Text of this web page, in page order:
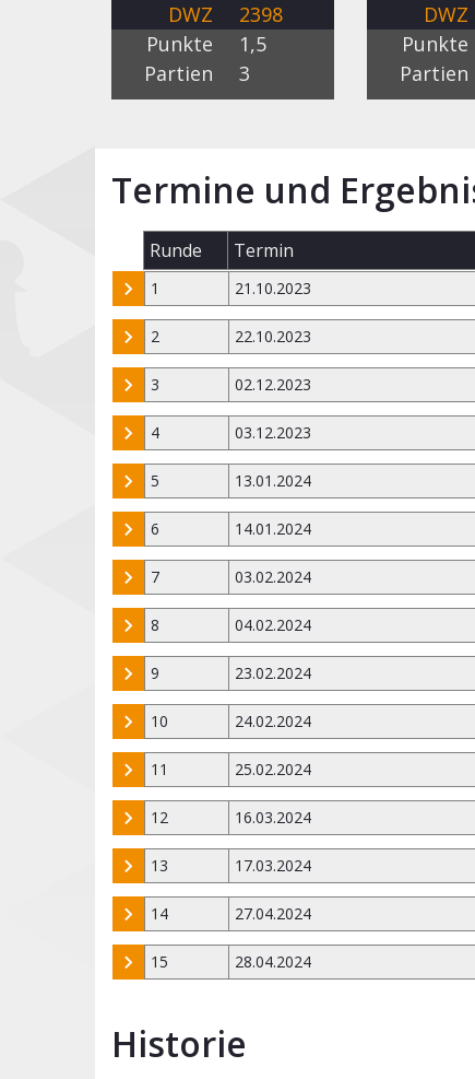
DWZ
2398
Punkte
1,5
Partien
3
DWZ
Punkte
Partien
Termine und
Runde Termin
1 21.10.2023
2 22.10.2023
3 02.12.2023
4 03.12.2023
5 13.01.2024
6 14.01.2024
7 03.02.2024
8 04.02.2024
9 23.02.2024
10 24.02.2024
11 25.02.2024
12 16.03.2024
13 17.03.2024
14 27.04.2024
15 28.04.2024
Historie